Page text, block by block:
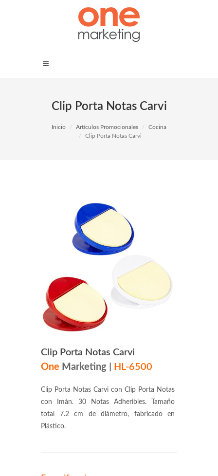
Clip Porta Notas Carvi
Inicio Artículos Promocionales
Cocina
Clip Porta Notas Carvi
Clip Porta Notas Carvi
One Marketing HL-6500
Clip Porta Notas Carvi con Clip Porta Notas
con Imán. 30 Notas Adheribles. Tamaño
total 7.2 cm de diámetro, fabricado en
Plástico.